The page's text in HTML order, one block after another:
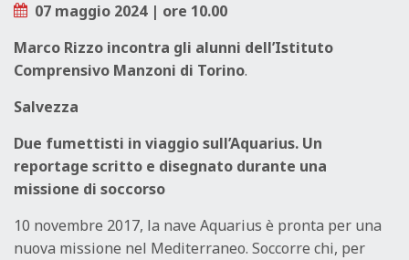
07 maggio 2024 | ore 10.00
Marco Rizzo incontra gli alunni dell’Istituto
Comprensivo Manzoni di Torino.
Salvezza
Due fumettisti in viaggio sull’Aquarius. Un
reportage scritto e disegnato durante una
missione di soccorso
10 novembre 2017, la nave Aquarius è pronta per una
nuova missione nel Mediterraneo. Soccorre chi, per